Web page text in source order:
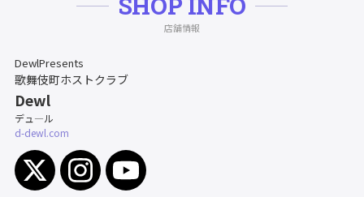
店舗情報
DewlPresents
歌舞伎町ホストクラブ
Dewl
デュ―ル
d-dewl.com